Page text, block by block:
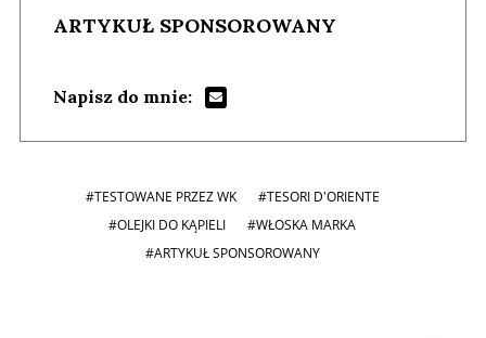
ARTYKUŁ SPONSOROWANY
Napisz do mnie:
#TESTOWANE PRZEZ WK
#TESORI D'ORIENTE
#OLEJKI DO KĄPIELI
#WŁOSKA MARKA
#ARTYKUŁ SPONSOROWANY